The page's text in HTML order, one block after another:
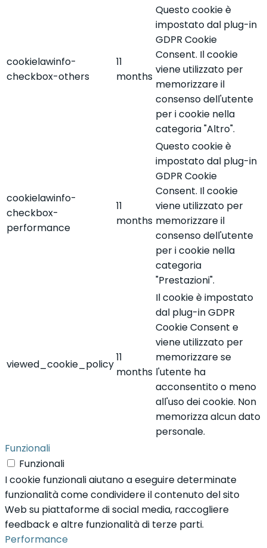
cookielawinfo-
checkbox-others
11
months
Questo cookie è
impostato dal plug-in
GDPR Cookie
Consent. Il cookie
viene utilizzato per
memorizzare il
consenso dell'utente
per i cookie nella
categoria "Altro".
cookielawinfo-
checkbox-
performance
11
months
Questo cookie è
impostato dal plug-in
GDPR Cookie
Consent. Il cookie
viene utilizzato per
memorizzare il
consenso dell'utente
per i cookie nella
categoria
"Prestazioni".
viewed_cookie_policy
11
months
Il cookie è impostato
dal plug-in GDPR
Cookie Consent e
viene utilizzato per
memorizzare se
l'utente ha
acconsentito o meno
all'uso dei cookie. Non
memorizza alcun dato
personale.
Funzionali
Funzionali
I cookie funzionali aiutano a eseguire determinate
funzionalità come condividere il contenuto del sito
Web su piattaforme di social media, raccogliere
feedback e altre funzionalità di terze parti.
Performance